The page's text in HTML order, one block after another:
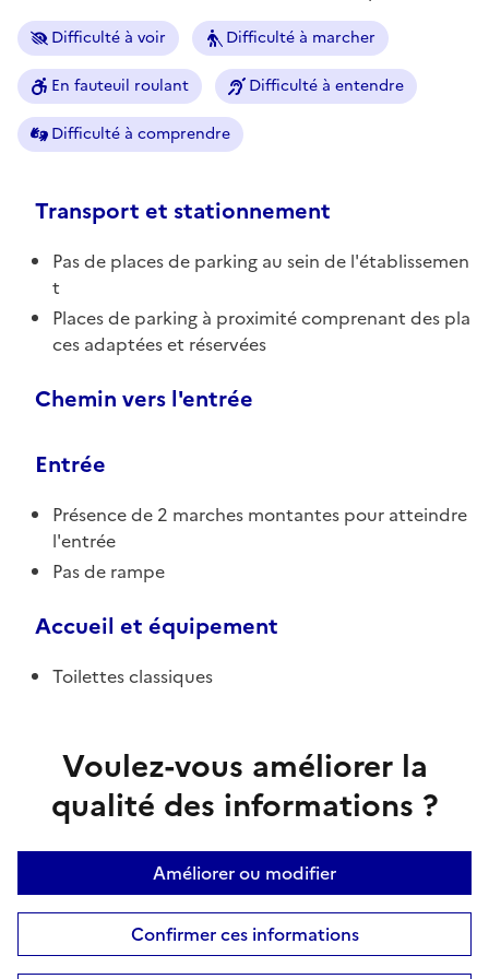
Difficulté à voir Difficulté à marcher
En fauteuil roulant Difficulté à entendre
Difficulté à comprendre
Transport et stationnement
Pas de places de parking au sein de l'établissemen
t
Places de parking à proximité comprenant des pla
ces adaptées et réservées
Chemin vers l'entrée
Entrée
Présence de 2 marches montantes pour atteindre
l'entrée
Pas de rampe
Accueil et équipement
Toilettes classiques
Voulez-vous améliorer la
qualité des informations ?
Améliorer ou modifier
Confirmer ces informations